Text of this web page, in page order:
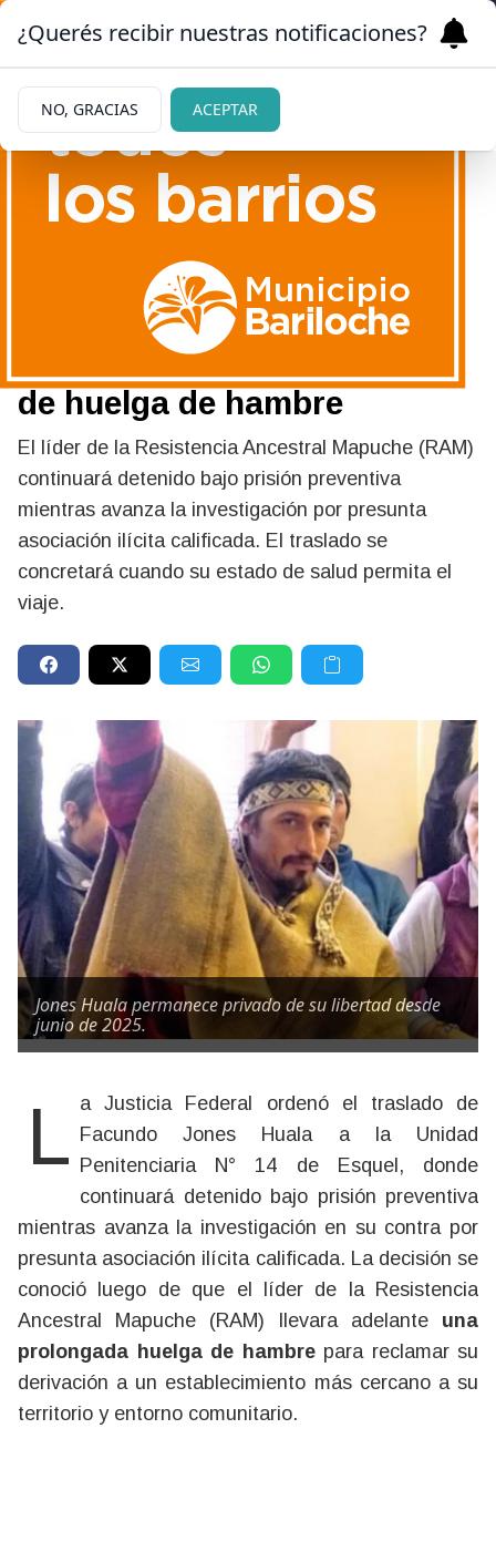
La Justicia ordenó trasladar
a Facundo Jones Huala a
Esquel luego de casi 40 días
de huelga de hambre
El líder de la Resistencia Ancestral Mapuche (RAM)
continuará detenido bajo prisión preventiva
mientras avanza la investigación por presunta
asociación ilícita calificada. El traslado se
concretará cuando su estado de salud permita el
viaje.
Jones Huala permanece privado de su libertad desde
junio de 2025.
La Justicia Federal ordenó el traslado de Facundo Jones Huala a la Unidad
Penitenciaria N° 14 de Esquel, donde
continuará detenido bajo prisión preventiva
mientras avanza la investigación en su contra por
presunta asociación ilícita calificada. La decisión se
conoció luego de que el líder de la Resistencia
Ancestral Mapuche (RAM) llevara adelante una
prolongada huelga de hambrepara reclamar su
derivación a un establecimiento más cercano a su
territorio y entorno comunitario.
¿Querés recibir nuestras notificaciones?
NO, GRACIAS ACEPTAR